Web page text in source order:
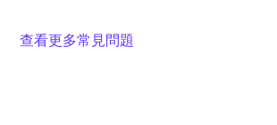
查看更多常見問題